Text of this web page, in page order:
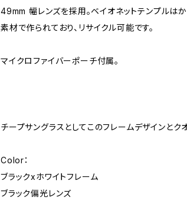
49mm 幅レンズを採用。ベイオネットテンプルはか
素材で作られており、リサイクル可能です。
マイクロファイバーポーチ付属。
チープサングラスとしてこのフレームデザインとク
Color：
ブラックxホワイトフレーム
ブラック偏光レンズ